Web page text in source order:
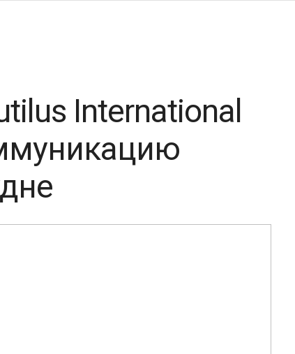
International